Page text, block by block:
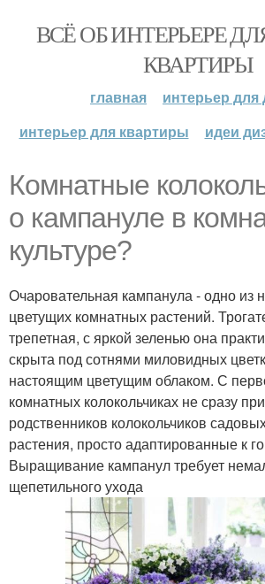
ВСЁ ОБ ИНТЕРЬЕРЕ
КВАРТИРЫ
главная
интерьер для
интерьер для квартиры
идеи
Комнатные
о кампануле в
культуре?
Очаровательная кампанула - одно из
цветущих комнатных растений.
трепетная, с яркой зеленью она
скрыта под сотнями миловидных
настоящим цветущим облаком. С
комнатных колокольчиках не сразу
родственников колокольчиков
растения, просто адаптированные к
Выращивание кампанул требует
щепетильного ухода